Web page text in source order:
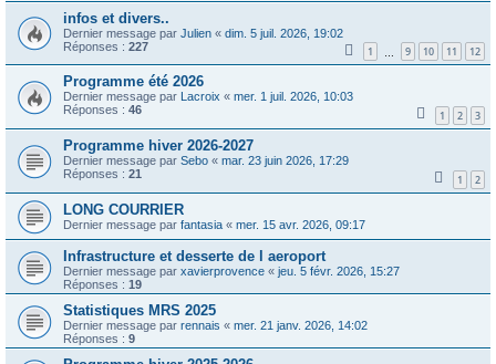
infos et divers..
Dernier message par Julien « dim. 5 juil. 2026, 19:02
Réponses : 227 1 9 10 11 12
Programme été 2026
Dernier message par Lacroix « mer. 1 juil. 2026, 10:03
Réponses : 46 1 2 3
Programme hiver 2026-2027
Dernier message par Sebo « mar. 23 juin 2026, 17:29
Réponses : 21 1 2
LONG COURRIER
Dernier message par fantasia « mer. 15 avr. 2026, 09:17
Infrastructure et desserte de l aeroport
Dernier message par xavierprovence « jeu. 5 févr. 2026, 15:27
Réponses : 19
Statistiques MRS 2025
Dernier message par rennais « mer. 21 janv. 2026, 14:02
Réponses : 9